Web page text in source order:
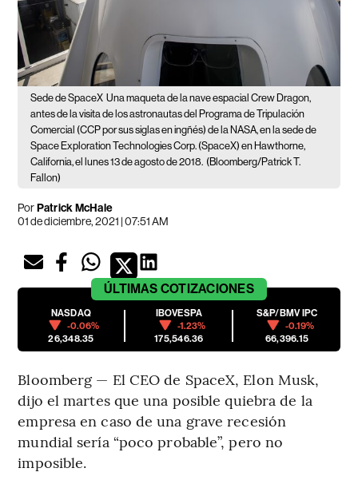
Sede de SpaceX Una maqueta de la nave espacial Crew Dragon,
antes de la visita de los astronautas del Programa de Tripulación
Comercial (CCP por sus siglas en ingñés) de la NASA, en la sede de
Space Exploration Technologies Corp. (SpaceX) en Hawthorne,
California, el lunes 13 de agosto de 2018. (Bloomberg/Patrick T.
Fallon)
PorPatrick McHale
01 de diciembre, 2021 | 07:51 AM
ÚLTIMAS COTIZACIONES
NASDAQ
-0.06%
26,348.35
IBOVESPA
-1.23%
175,546.36
S&P/BMV IPC
-0.19%
66,396.15
Bloomberg — El CEO de SpaceX, Elon Musk,
dijo el martes que una posible quiebra de la
empresa en caso de una grave recesión
mundial sería “poco probable”, pero no
imposible.